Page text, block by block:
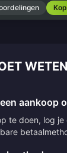
aankoop
te doen, log